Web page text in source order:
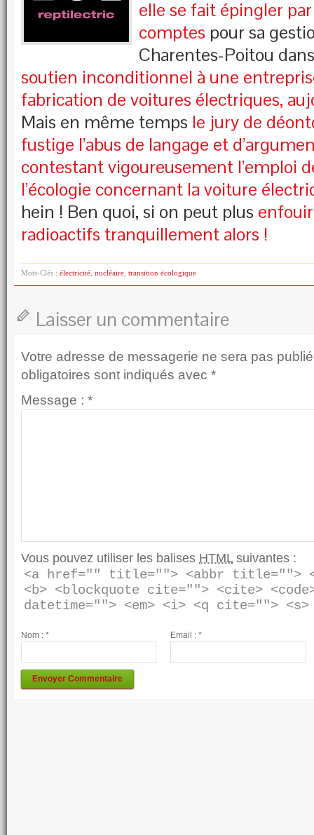
elle se fait épingler
comptes pour sa
Charentes-Poitou
soutien inconditionnel à une
fabrication de voitures électriques,
Mais en même temps le jury de
fustige l’abus de langage et
contestant vigoureusement l’emploi
l’écologie concernant la voiture
hein ! Ben quoi, si on peut plus
radioactifs tranquillement alors !
Mots-Clés : électricité nucléaire transition écologique
Laisser un commentaire
Votre adresse de messagerie ne sera pas
obligatoires sont indiqués avec *
Message : *
Vous pouvez utiliser les balises HTMLsuivantes :
<a href="" title=""> <abbr title="">
<b> <blockquote cite=""> <cite>
Nom : * Email :*